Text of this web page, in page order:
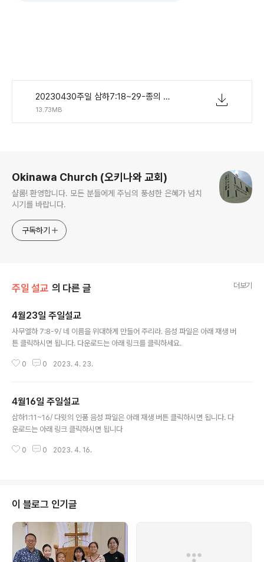
20230430주일 삼하7:18~29-종의 집에 복을 주소서.m4a
13.73MB
Okinawa Church (오키나와 교회)
샬롬! 환영합니다. 모든 분들에게 주님의 풍성한 은혜가 넘치
시기를 바랍니다.
구독하기
주일 설교 의 다른 글 더보기
4월23일 주일설교
사무엘하 7:8-9/ 네 이름을 위대하게 만들어 주리라. 음성 파일은 아래 재생 버
튼 클릭하시면 됩니다. 다운로드는 아래 링크를 클릭하세요.
0 0 2023. 4. 23.
4월16일 주일설교
삼하1:11~16/ 다윗의 인품 음성 파일은 아래 재생 버튼 클릭하시면 됩니다. 다
운로드는 아래 링크 클릭하시면 됩니다
0 0 2023. 4. 16.
이 블로그 인기글